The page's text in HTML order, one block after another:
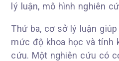
lý luận, mô hình nghiên
Thứ ba, cơ sở lý luận
mức độ khoa học và tính
cứu. Một nghiên cứu có